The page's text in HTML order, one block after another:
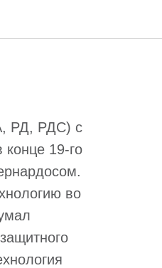
РД, РДС) с
19-го
во